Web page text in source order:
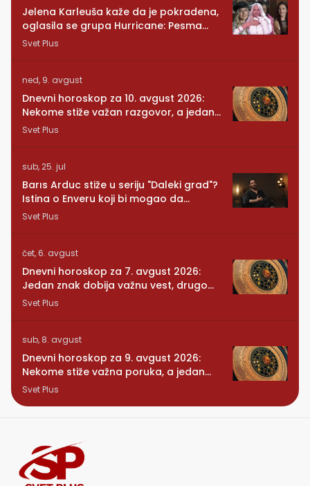
Jelena Karleuša kaže da je pokradena,
oglasila se grupa Hurricane: Pesma
RUNDE je naša!
Svet Plus
ned, 9. avgust
Dnevni horoskop za 10. avgust 2026:
Nekome stiže važan razgovor, a jedan
znak mora da posluša srce
Svet Plus
sub, 25. jul
Barıs Arduc stiže u seriju "Daleki grad"?
Istina o Enveru koji bi mogao da
promeni sve
Svet Plus
čet, 6. avgust
Dnevni horoskop za 7. avgust 2026:
Jedan znak dobija važnu vest, drugom
se vraća osoba iz prošlosti
Svet Plus
sub, 8. avgust
Dnevni horoskop za 9. avgust 2026:
Nekome stiže važna poruka, a jedan
znak konačno preseca
Svet Plus